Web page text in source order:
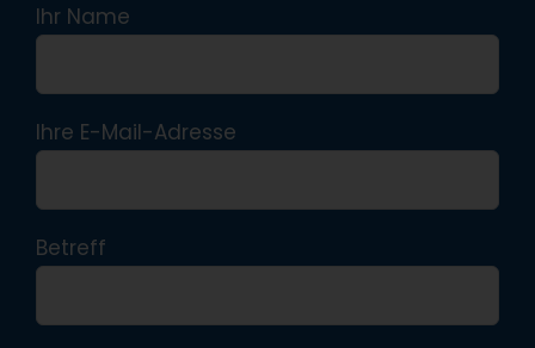
Ihr Name
Ihre E-Mail-Adresse
Betreff